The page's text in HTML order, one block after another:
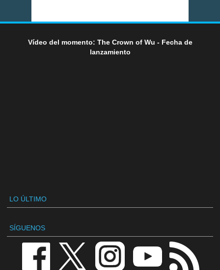
Vídeo del momento: The Crown of Wu - Fecha de
lanzamiento
LO ÚLTIMO
SÍGUENOS